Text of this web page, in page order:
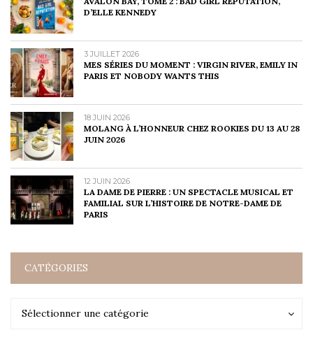
D’ELLE KENNEDY
3 JUILLET 2026
MES SÉRIES DU MOMENT : VIRGIN RIVER, EMILY IN
PARIS ET NOBODY WANTS THIS
18 JUIN 2026
MOLANG À L’HONNEUR CHEZ ROOKIES DU 13 AU 28
JUIN 2026
12 JUIN 2026
LA DAME DE PIERRE : UN SPECTACLE MUSICAL ET
FAMILIAL SUR L’HISTOIRE DE NOTRE-DAME DE
PARIS
CATÉGORIES
Sélectionner une catégorie
Catégories